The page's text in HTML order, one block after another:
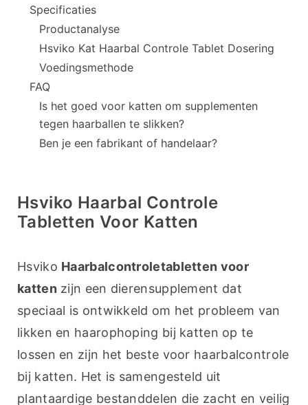
Specificaties
Productanalyse
Hsviko Kat Haarbal Controle Tablet Dosering
Voedingsmethode
FAQ
Is het goed voor katten om supplementen
tegen haarballen te slikken?
Ben je een fabrikant of handelaar?
Hsviko Haarbal Controle
Tabletten Voor Katten
Hsviko Haarbalcontroletabletten voor
katten zijn een dierensupplement dat
speciaal is ontwikkeld om het probleem van
likken en haarophoping bij katten op te
lossen en zijn het beste voor haarbalcontrole
bij katten. Het is samengesteld uit
plantaardige bestanddelen die zacht en veilig